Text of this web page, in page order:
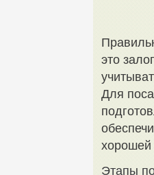
это
Для
хорошей
Этапы